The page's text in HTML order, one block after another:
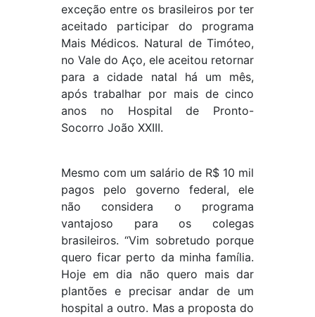
exceção entre os brasileiros por ter
aceitado participar do programa
Mais Médicos. Natural de Timóteo,
no Vale do Aço, ele aceitou retornar
para a cidade natal há um mês,
após trabalhar por mais de cinco
anos no Hospital de Pronto-
Socorro João XXIII.
Mesmo com um salário de R$ 10 mil
pagos pelo governo federal, ele
não considera o programa
vantajoso para os colegas
brasileiros. “Vim sobretudo porque
quero ficar perto da minha família.
Hoje em dia não quero mais dar
plantões e precisar andar de um
hospital a outro. Mas a proposta do